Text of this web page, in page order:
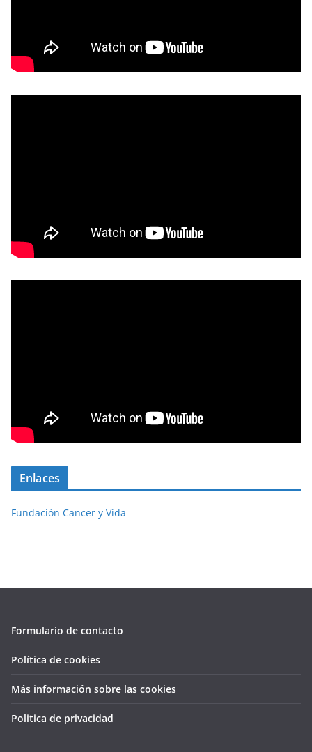
Enlaces
Fundación Cancer y Vida
Formulario de contacto
Política de cookies
Más información sobre las cookies
Politica de privacidad